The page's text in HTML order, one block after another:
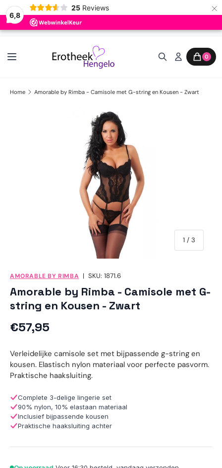
6,8
25 Reviews ×
Ga naar inhoud
0
Home Amorable by Rimba - Camisole met G-string en Kousen - Zwart
Ga direct naar productinformatie
1 / van
3
AMORABLE BY RIMBA |SKU: 1871.6
Amorable by Rimba - Camisole met G-
string en Kousen - Zwart
Reguliere prijs
€57,95
Verleidelijke camisole set met bijpassende g-string en
kousen. Elastisch nylon materiaal voor perfecte pasvorm.
Praktische haaksluiting.
Complete 3-delige lingerie set
90% nylon, 10% elastaan materiaal
Inclusief bijpassende kousen
Praktische haaksluiting achter